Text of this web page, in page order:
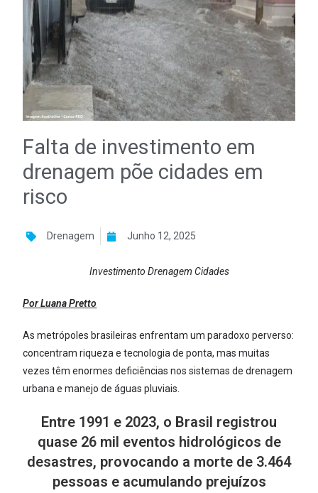
Falta de investimento em
drenagem põe cidades em
risco
Drenagem Junho 12, 2025
Investimento Drenagem Cidades
Por Luana Pretto
As metrópoles brasileiras enfrentam um paradoxo perverso:
concentram riqueza e tecnologia de ponta, mas muitas
vezes têm enormes deficiências nos sistemas de drenagem
urbana e manejo de águas pluviais.
Entre 1991 e 2023, o Brasil registrou
quase 26 mil eventos hidrológicos de
desastres, provocando a morte de 3.464
pessoas e acumulando prejuízos